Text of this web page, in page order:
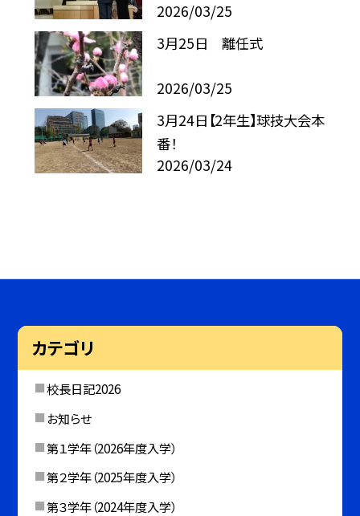
2026/03/25
3月25日 離任式
2026/03/25
3月24日【2年生】球技大会本
番！
2026/03/24
カテゴリ
校長日記2026
お知らせ
第１学年（2026年度入学）
第２学年（2025年度入学）
第３学年（2024年度入学）